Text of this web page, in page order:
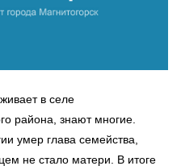
в селе
района, знают многие.
умер глава семейства,
не стало матери. В итоге